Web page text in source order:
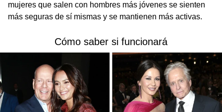
mujeres que salen con hombres más jóvenes se sienten
más seguras de sí mismas y se mantienen más activas.
Cómo saber si funcionará